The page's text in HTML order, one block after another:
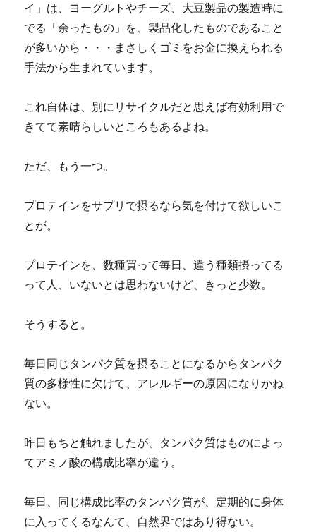
イ」は、ヨーグルトやチーズ、大豆製品の製造時に
でる「余ったもの」を、製品化したものであること
が多いから・・・まさしくゴミをお金に換えられる
手法から生まれています。
これ自体は、別にリサイクルだと思えば有効利用で
きてて素晴らしいところもあるよね。
ただ、もう一つ。
プロテインをサプリで摂るなら気を付けて欲しいこ
とが。
プロテインを、数種買って毎日、違う種類摂ってる
って人、いないとは思わないけど、きっと少数。
そうすると。
毎日同じタンパク質を摂ることになるからタンパク
質の多様性に欠けて、アレルギーの原因になりかね
ない。
昨日もちと触れましたが、タンパク質はものによっ
てアミノ酸の構成比率が違う。
毎日、同じ構成比率のタンパク質が、定期的に身体
に入ってくるなんて、自然界ではあり得ない。